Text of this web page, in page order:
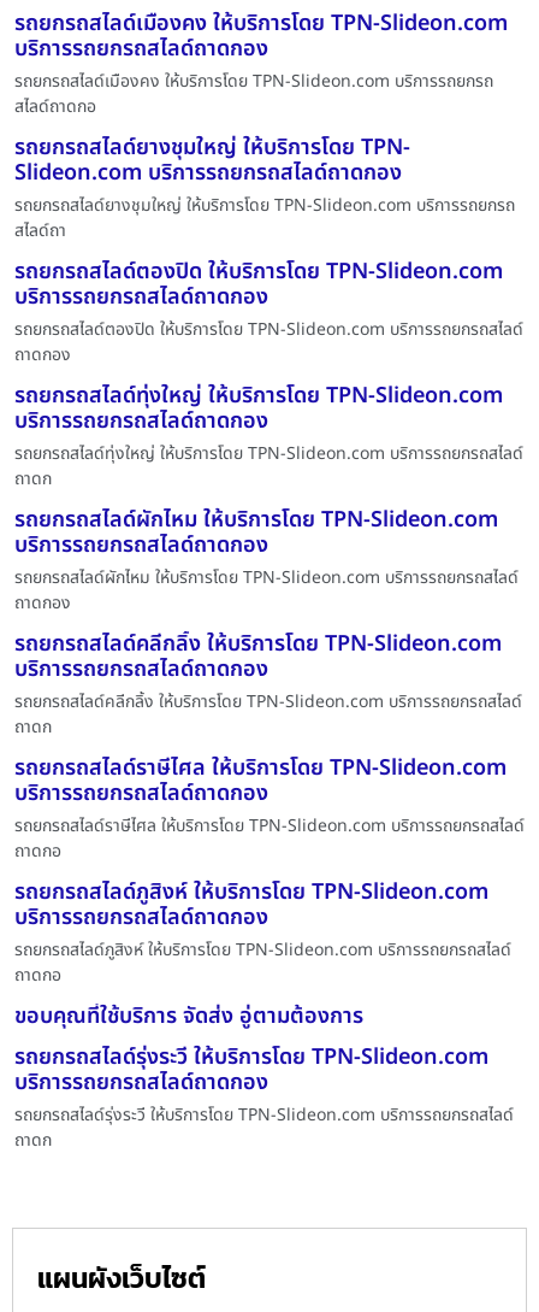
รถยกรถสไลด์เมืองคง ให้บริการโดย TPN-Slideon.com
บริการรถยกรถสไลด์ถาดกอง
รถยกรถสไลด์เมืองคง ให้บริการโดย TPN-Slideon.com บริการรถยกรถ
สไลด์ถาดกอ
รถยกรถสไลด์ยางชุมใหญ่ ให้บริการโดย TPN-
Slideon.com บริการรถยกรถสไลด์ถาดกอง
รถยกรถสไลด์ยางชุมใหญ่ ให้บริการโดย TPN-Slideon.com บริการรถยกรถ
สไลด์ถา
รถยกรถสไลด์ตองปิด ให้บริการโดย TPN-Slideon.com
บริการรถยกรถสไลด์ถาดกอง
รถยกรถสไลด์ตองปิด ให้บริการโดย TPN-Slideon.com บริการรถยกรถสไลด์
ถาดกอง
รถยกรถสไลด์ทุ่งใหญ่ ให้บริการโดย TPN-Slideon.com
บริการรถยกรถสไลด์ถาดกอง
รถยกรถสไลด์ทุ่งใหญ่ ให้บริการโดย TPN-Slideon.com บริการรถยกรถสไลด์
ถาดก
รถยกรถสไลด์ผักไหม ให้บริการโดย TPN-Slideon.com
บริการรถยกรถสไลด์ถาดกอง
รถยกรถสไลด์ผักไหม ให้บริการโดย TPN-Slideon.com บริการรถยกรถสไลด์
ถาดกอง
รถยกรถสไลด์คลีกลิ้ง ให้บริการโดย TPN-Slideon.com
บริการรถยกรถสไลด์ถาดกอง
รถยกรถสไลด์คลีกลิ้ง ให้บริการโดย TPN-Slideon.com บริการรถยกรถสไลด์
ถาดก
รถยกรถสไลด์ราษีไศล ให้บริการโดย TPN-Slideon.com
บริการรถยกรถสไลด์ถาดกอง
รถยกรถสไลด์ราษีไศล ให้บริการโดย TPN-Slideon.com บริการรถยกรถสไลด์
ถาดกอ
รถยกรถสไลด์ภูสิงห์ ให้บริการโดย TPN-Slideon.com
บริการรถยกรถสไลด์ถาดกอง
รถยกรถสไลด์ภูสิงห์ ให้บริการโดย TPN-Slideon.com บริการรถยกรถสไลด์
ถาดกอ
ขอบคุณที่ใช้บริการ จัดส่ง อู่ตามต้องการ
รถยกรถสไลด์รุ่งระวี ให้บริการโดย TPN-Slideon.com
บริการรถยกรถสไลด์ถาดกอง
รถยกรถสไลด์รุ่งระวี ให้บริการโดย TPN-Slideon.com บริการรถยกรถสไลด์
ถาดก
แผนผังเว็บไซต์